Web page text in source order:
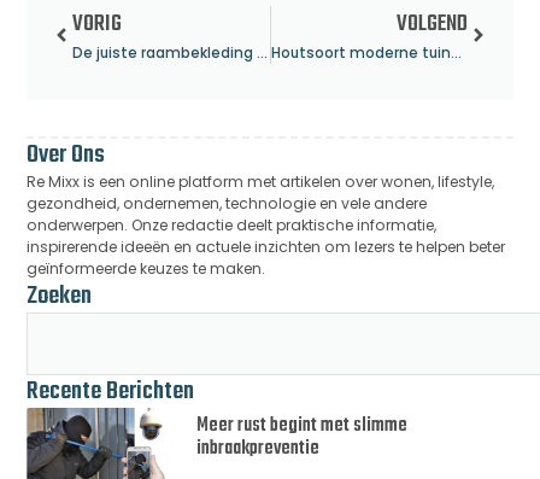
VORIG
De juiste raambekleding voor uw kantoor!
VOLGEND
Houtsoort moderne tuinhuizen op maat
Over Ons
Re Mixx is een online platform met artikelen over wonen, lifestyle,
gezondheid, ondernemen, technologie en vele andere
onderwerpen. Onze redactie deelt praktische informatie,
inspirerende ideeën en actuele inzichten om lezers te helpen beter
geïnformeerde keuzes te maken.
Zoeken
Recente Berichten
Meer rust begint met slimme
inbraakpreventie